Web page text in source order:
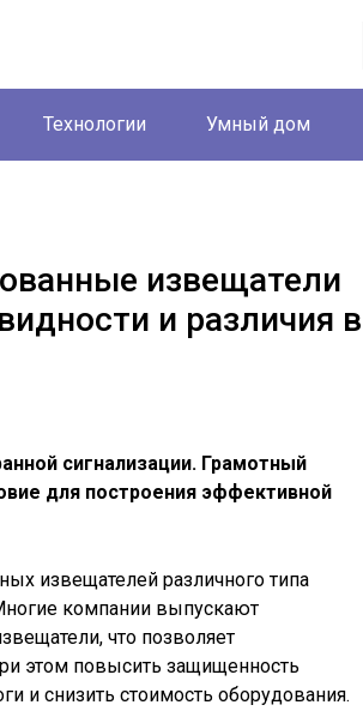
Технологии Умный дом
извещатели
и различия в
сигнализации. Грамотный
для построения эффективной
извещателей различного типа
компании выпускают
что позволяет
этом повысить защищенность
и снизить стоимость оборудования.